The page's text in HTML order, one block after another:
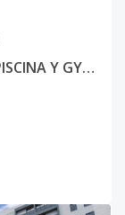
APARTAMENTO AMUEBLADO CON PISCINA Y GYM - AVE. HISPANOAMERICANA - SANTIAGO